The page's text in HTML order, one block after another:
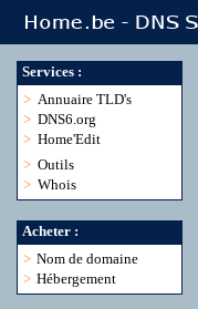
Services :
> Annuaire TLD's
> DNS6.org
> Home'Edit
> Outils
> Whois
Acheter :
> Nom de domaine
> Hébergement